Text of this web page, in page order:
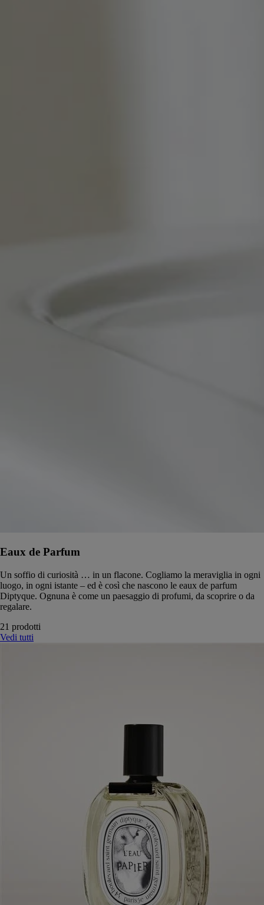
Eaux de Parfum
Un soffio di curiosità … in un flacone. Cogliamo la meraviglia in ogni
luogo, in ogni istante – ed è così che nascono le eaux de parfum
Diptyque. Ognuna è come un paesaggio di profumi, da scoprire o da
regalare.
21 prodotti
Vedi tutti